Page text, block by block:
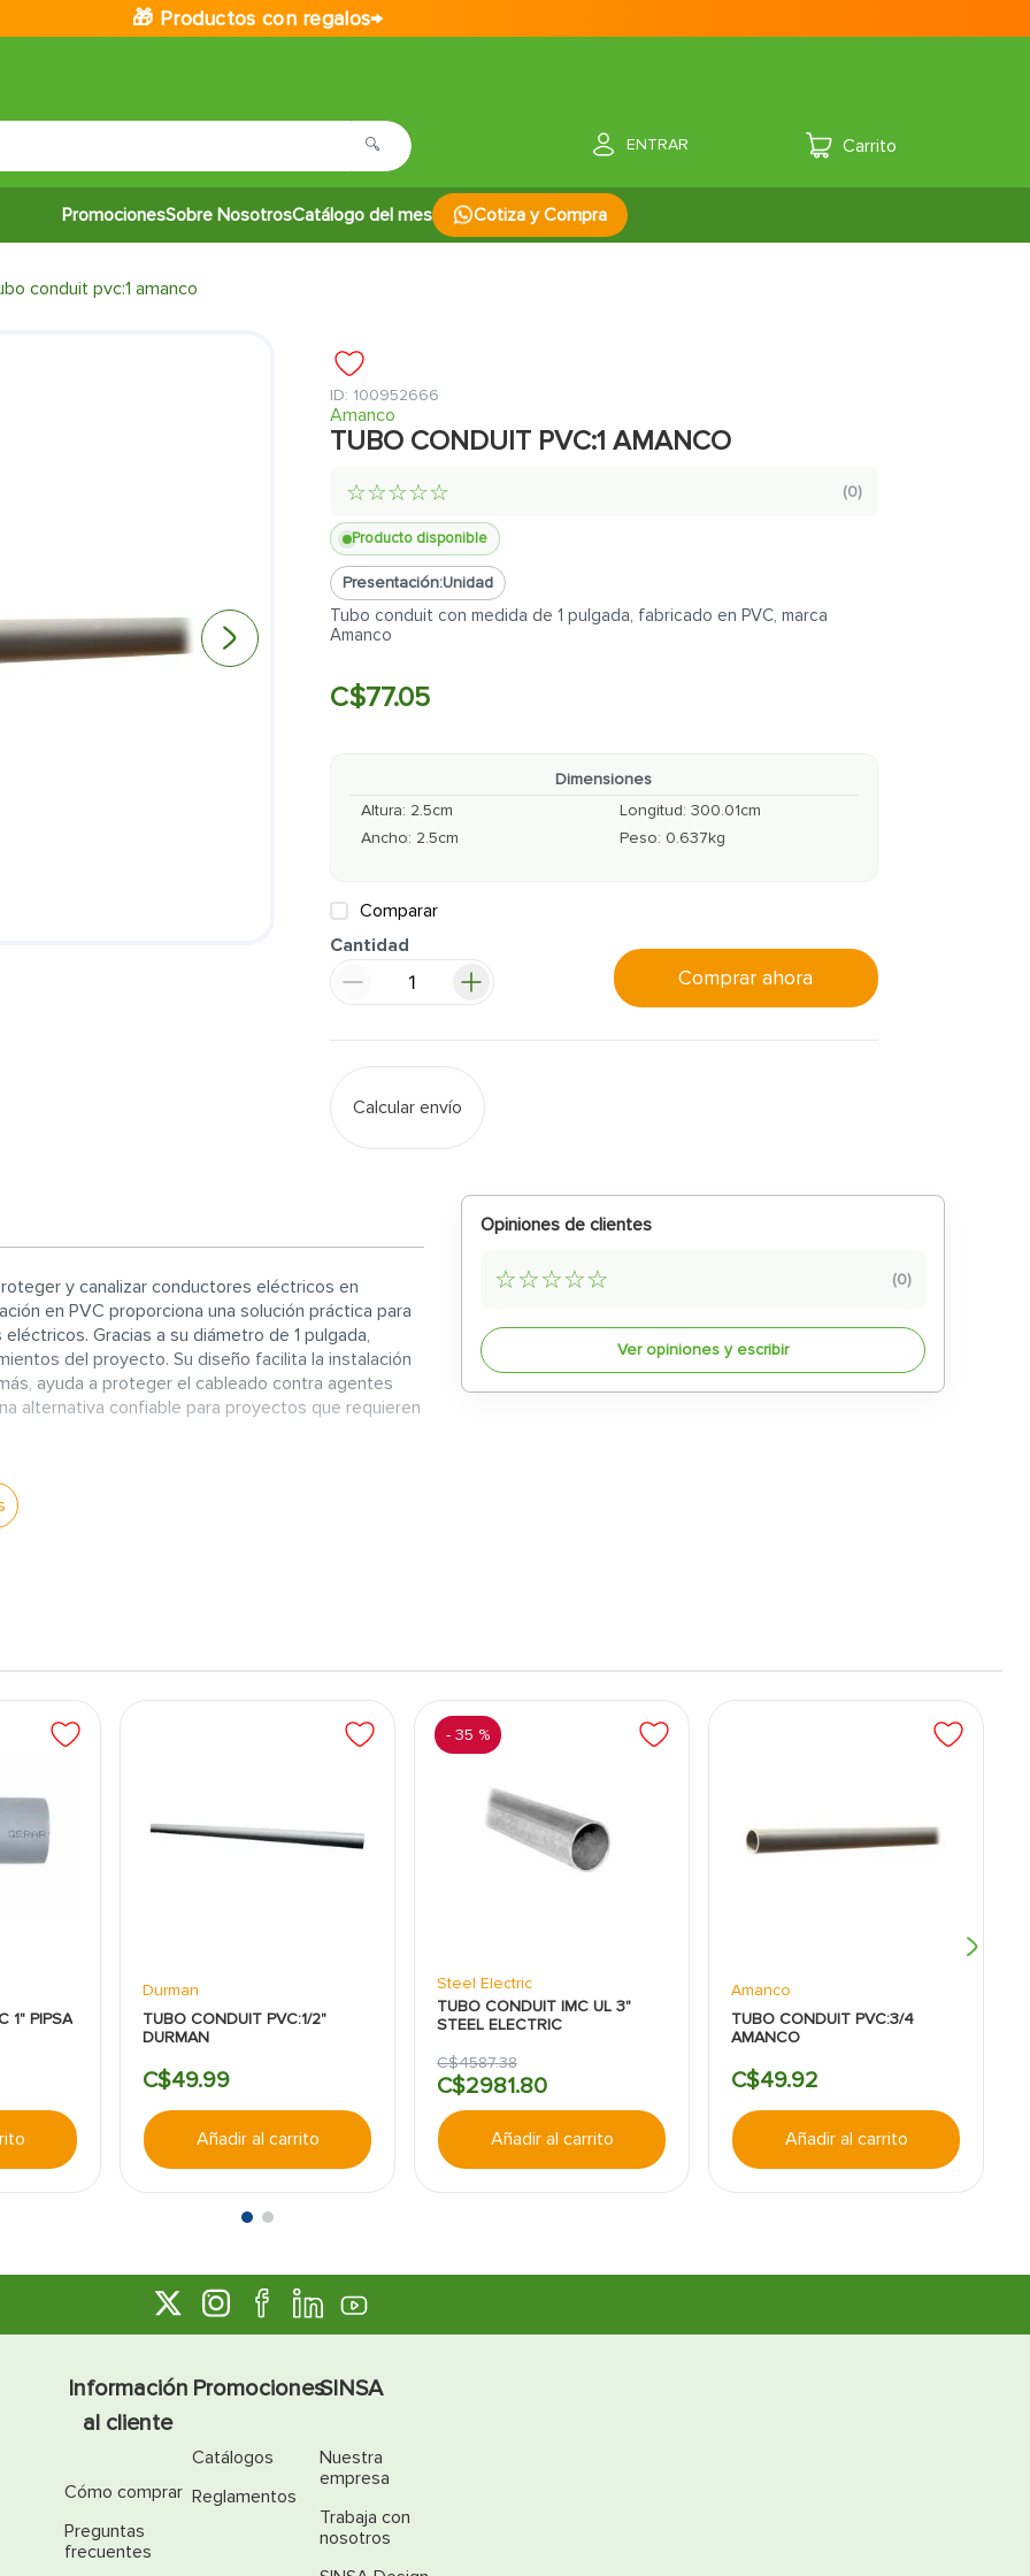
🎁 Productos con regalos→
ENTRAR
PromocionesSobre NosotrosCatálogo del mes Cotiza y Compra
conduit pvc:1 amanco
: 100952666
Amanco
TUBO CONDUIT PVC:1 AMANCO
☆☆☆☆☆ (0)
Producto disponible
Presentación:Unidad
Tubo conduit con medida de 1 pulgada, fabricado en PVC, marca
Amanco
C$77.05
Dimensiones
Altura: 2.5cm Longitud: 300.01cm
Ancho: 2.5cm Peso: 0.637kg
Comparar
Cantidad
Comprar ahora
Calcular envío
y canalizar conductores eléctricos en
en PVC proporciona una solución práctica para
Gracias a su diámetro de 1 pulgada,
del proyecto. Su diseño facilita la instalación
ayuda a proteger el cableado contra agentes
alternativa confiable para proyectos que requieren
para la protección y organización del cableado
de los conductores, favoreciendo trabajos
tipos de proyectos eléctricos gracias a su
Opiniones de clientes
☆☆☆☆☆ (0)
Ver opiniones y escribir
1" PIPSA
Durman
TUBO CONDUIT PVC:1/2"
DURMAN
C$49.99
Añadir al carrito
- 35 %
Steel Electric
TUBO CONDUIT IMC UL 3"
STEEL ELECTRIC
C$4587.38
C$2981.80
Añadir al carrito
Amanco
TUBO CONDUIT PVC:3/4
AMANCO
C$49.92
Añadir al carrito
Información
al cliente
Cómo comprar
Preguntas
frecuentes
Promociones
Catálogos
Reglamentos
SINSA
Nuestra
empresa
Trabaja con
nosotros